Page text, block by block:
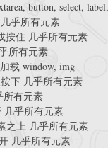
button, select,
乎所有元素
按住 几乎所有元素
所有元素
载 window, img
下 几乎所有元素
所有元素
几乎所有元素
之上 几乎所有元素
几乎所有元素